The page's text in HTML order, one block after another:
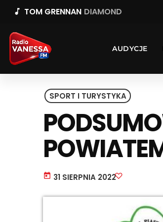
music_note TOM GRENNAN DIAMOND
AUDYCJE
SPORT I TURYSTYKA
today 31 SIERPNIA 2022